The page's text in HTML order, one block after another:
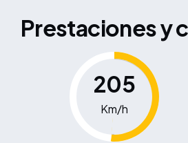
Prestaciones y
205
Km/h